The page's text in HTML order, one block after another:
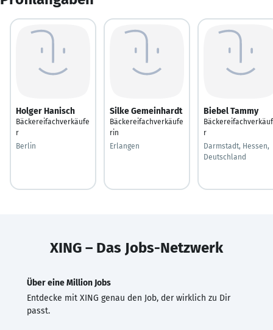
Holger Hanisch
Bäckereifachverkäufe
r
Berlin
Silke Gemeinhardt
Bäckereifachverkäufe
rin
Erlangen
Biebel Tammy
r
Darmstadt, Hessen,
Deutschland
XING – Das Jobs-Netzwerk
Über eine Million Jobs
Entdecke mit XING genau den Job, der wirklich zu Dir
passt.